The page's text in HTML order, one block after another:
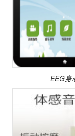
EEG身